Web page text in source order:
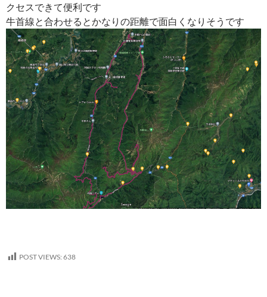
クセスできて便利です
牛首線と合わせるとかなりの距離で面白くなりそうです
POST VIEWS: 638